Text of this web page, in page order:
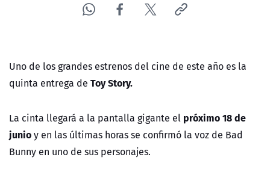
ÁREA DE PROYECTOS
Uno de los grandes estrenos del cine de este año es la
quinta entrega de Toy Story.
La cinta llegará a la pantalla gigante el próximo 18 de
junioy en las últimas horas se confirmó la voz de Bad
Bunny en uno de sus personajes.